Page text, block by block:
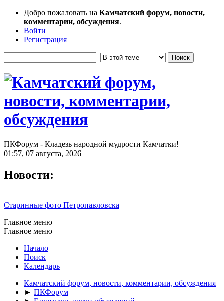
Добро пожаловать на Камчатский форум, новости,
комментарии, обсуждения.
Войти
Регистрация
ПКФорум - Кладезь народной мудрости Камчатки!
01:57, 07 августа, 2026
Новости:
Старинные фото Петропавловска
Главное меню
Главное меню
Начало
Поиск
Календарь
Камчатский форум, новости, комментарии, обсуждения
► ПКФорум